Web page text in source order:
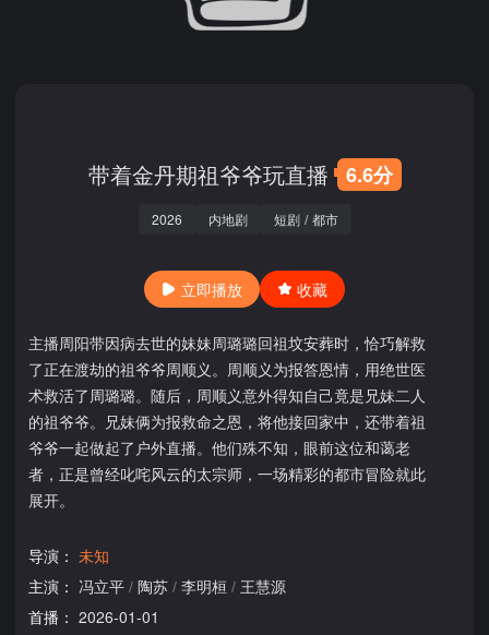
带着金丹期祖爷爷玩直播 6.6分
2026 内地剧 短剧 / 都市
立即播放 收藏
主播周阳带因病去世的妹妹周璐璐回祖坟安葬时，恰巧解救
了正在渡劫的祖爷爷周顺义。周顺义为报答恩情，用绝世医
术救活了周璐璐。随后，周顺义意外得知自己竟是兄妹二人
的祖爷爷。兄妹俩为报救命之恩，将他接回家中，还带着祖
爷爷一起做起了户外直播。他们殊不知，眼前这位和蔼老
者，正是曾经叱咤风云的太宗师，一场精彩的都市冒险就此
展开。
导演： 未知
主演： 冯立平 / 陶苏 / 李明桓 / 王慧源
首播： 2026-01-01